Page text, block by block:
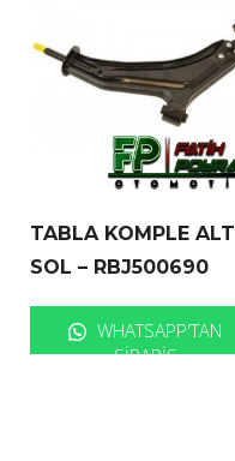
TABLA KOMPLE ALT
SOL – RBJ500690
WHATSAPP'TAN
SIPARIŞ